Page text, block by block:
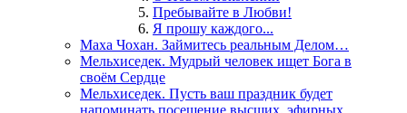
Пребывайте в Любви!
Я прошу каждого...
Маха Чохан. Займитесь реальным Делом…
Мельхиседек. Мудрый человек ищет Бога в
своём Сердце
Мельхиседек. Пусть ваш праздник будет
напоминать посещение высших, эфирных